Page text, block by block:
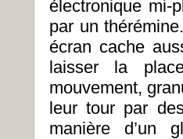
électronique mi-
par un
écran cache
laisser la
mouvement,
leur tour par
manière d’un